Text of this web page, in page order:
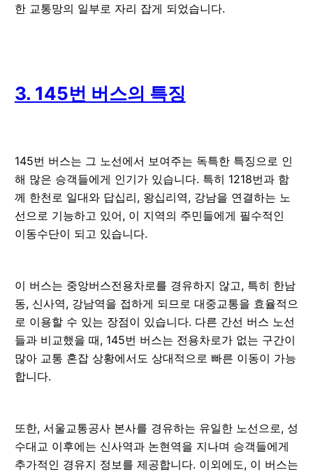
한 교통망의 일부로 자리 잡게 되었습니다.
3. 145번 버스의 특징
145번 버스는 그 노선에서 보여주는 독특한 특징으로 인
해 많은 승객들에게 인기가 있습니다. 특히 1218번과 함
께 한천로 일대와 답십리, 왕십리역, 강남을 연결하는 노
선으로 기능하고 있어, 이 지역의 주민들에게 필수적인
이동수단이 되고 있습니다.
이 버스는 중앙버스전용차로를 경유하지 않고, 특히 한남
동, 신사역, 강남역을 접하게 되므로 대중교통을 효율적으
로 이용할 수 있는 장점이 있습니다. 다른 간선 버스 노선
들과 비교했을 때, 145번 버스는 전용차로가 없는 구간이
많아 교통 혼잡 상황에서도 상대적으로 빠른 이동이 가능
합니다.
또한, 서울교통공사 본사를 경유하는 유일한 노선으로, 성
수대교 이후에는 신사역과 논현역을 지나며 승객들에게
추가적인 경유지 정보를 제공합니다. 이외에도, 이 버스는